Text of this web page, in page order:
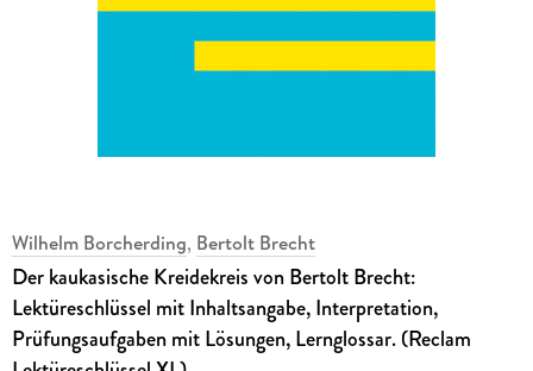
Wilhelm Borcherding, Bertolt Brecht
Der kaukasische Kreidekreis von Bertolt Brecht:
Lektüreschlüssel mit Inhaltsangabe, Interpretation,
Prüfungsaufgaben mit Lösungen, Lernglossar. (Reclam